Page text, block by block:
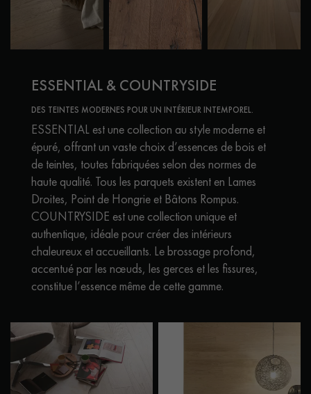
ESSENTIAL & COUNTRYSIDE
DES TEINTES MODERNES POUR UN INTÉRIEUR INTEMPOREL.
ESSENTIAL est une collection au style moderne et
épuré, offrant un vaste choix d’essences de bois et
de teintes, toutes fabriquées selon des normes de
haute qualité. Tous les parquets existent en Lames
Droites, Point de Hongrie et Bâtons Rompus.
COUNTRYSIDE est une collection unique et
authentique, idéale pour créer des intérieurs
chaleureux et accueillants. Le brossage profond,
accentué par les nœuds, les gerces et les fissures,
constitue l’essence même de cette gamme.